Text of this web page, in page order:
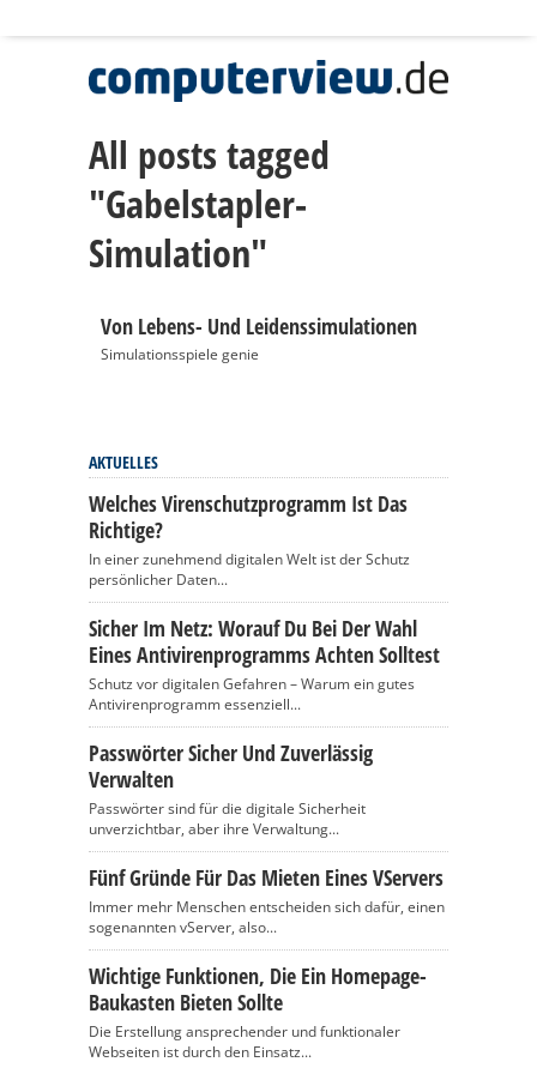
All posts tagged
"Gabelstapler-
Simulation"
Von Lebens- Und Leidenssimulationen
Simulationsspiele genie
AKTUELLES
Welches Virenschutzprogramm Ist Das
Richtige?
In einer zunehmend digitalen Welt ist der Schutz
persönlicher Daten...
Sicher Im Netz: Worauf Du Bei Der Wahl
Eines Antivirenprogramms Achten Solltest
Schutz vor digitalen Gefahren – Warum ein gutes
Antivirenprogramm essenziell...
Passwörter Sicher Und Zuverlässig
Verwalten
Passwörter sind für die digitale Sicherheit
unverzichtbar, aber ihre Verwaltung...
Fünf Gründe Für Das Mieten Eines VServers
Immer mehr Menschen entscheiden sich dafür, einen
sogenannten vServer, also...
Wichtige Funktionen, Die Ein Homepage-
Baukasten Bieten Sollte
Die Erstellung ansprechender und funktionaler
Webseiten ist durch den Einsatz...